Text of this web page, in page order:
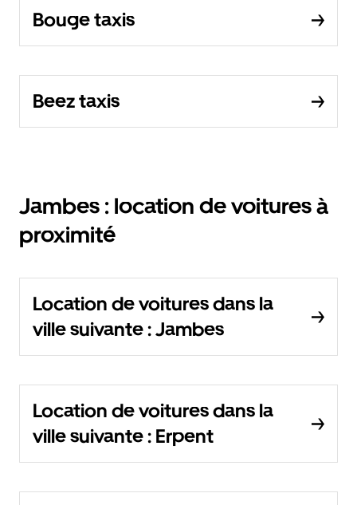
Bouge taxis
Beez taxis
Jambes : location de voitures à
proximité
Location de voitures dans la
ville suivante : Jambes
Location de voitures dans la
ville suivante : Erpent